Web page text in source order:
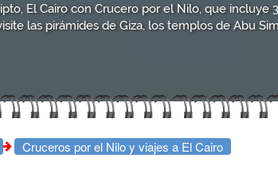
El Cairo con Crucero por el Nilo, que
las pirámides de Giza, los templos de Abu
Cruceros por el Nilo y viajes a El Cairo